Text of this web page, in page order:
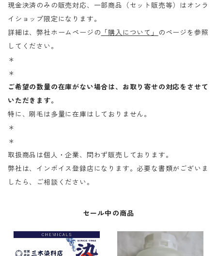
現金決済のみの販売対応、一部商品（セット販売等）はオンラ
イショップ限定になります。
詳細は、弊社ホームページの 「購入について」
のページを参照
してください。
＊
＊
ご希望の数量の在庫がない場合は、お取り寄せの対応をさせて
いただきます。
特に、刷毛は多量に在庫はしておりません。
＊
＊
取扱商品は個人・企業、問わず販売しております。
弊社は、インボイス登録店になります。必要な書類がございま
したら、ご相談ください。
セール中の商品